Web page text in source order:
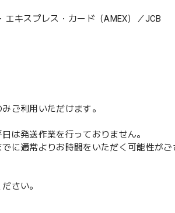
キスプレス・カード（AMEX）／JCB
ご利用いただけます。
は発送作業を行っておりません。
に通常よりお時間をいただく可能性がご
さい。